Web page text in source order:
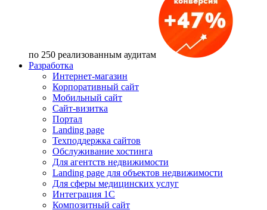
по 250 реализованным аудитам
Разработка
Интернет-магазин
Корпоративный сайт
Мобильный сайт
Сайт-визитка
Портал
Landing page
Техподдержка сайтов
Обслуживание хостинга
Для агентств недвижимости
Landing page для объектов недвижимости
Для сферы медицинских услуг
Интеграция 1С
Композитный сайт